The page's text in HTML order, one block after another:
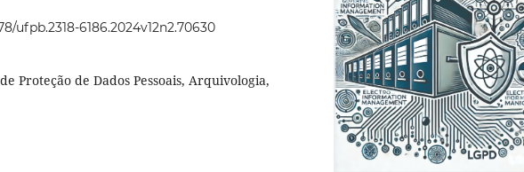
ufpb.2318-6186.2024v12n2.70630
Proteção de Dados Pessoais, Arquivologia,